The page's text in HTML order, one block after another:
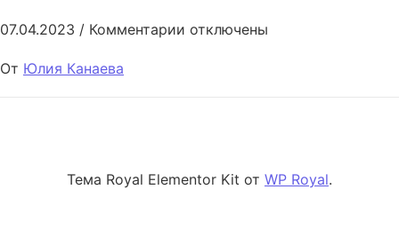
07.04.2023 / Комментарии к записи Технологии
отключены
От Юлия Канаева
Тема Royal Elementor Kit от WP Royal.